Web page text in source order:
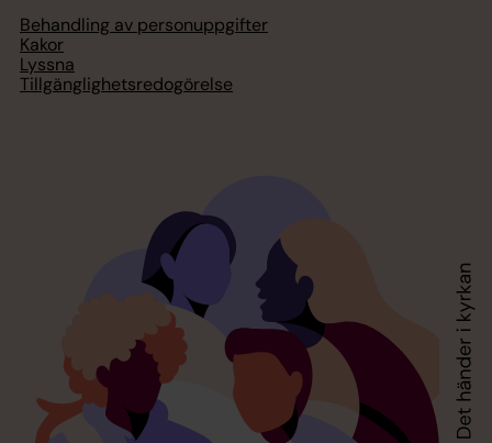
Behandling av personuppgifter
Kakor
Lyssna
Tillgänglighetsredogörelse